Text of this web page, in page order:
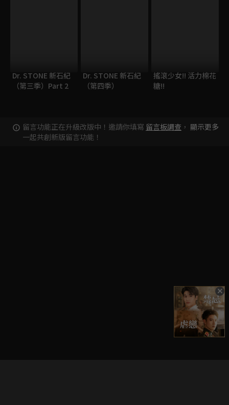
Dr. STONE 新石紀
（第三季）Part 2
Dr. STONE 新石紀
（第四季）
搖滾少女!! 活力棉花
糖!!
留言功能正在升級改版中！邀請你填寫 留言板調查 ，
一起共創新版留言功能！
顯示更多